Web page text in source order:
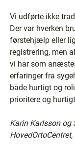
Vi udførte ikke
Der var hverken
førstehjælp eller
registrering, men
vi har som
erfaringer fra
både hurtigt og
prioritere og
Karin Karlsson og